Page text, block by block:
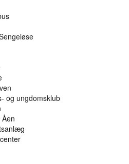
og ungdomsklub